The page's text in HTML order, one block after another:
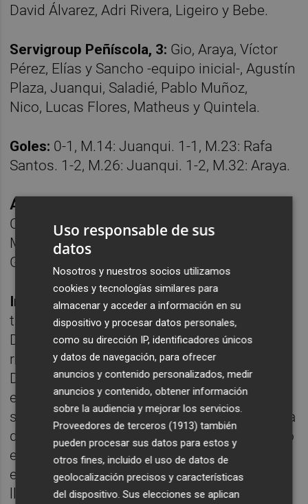
David Álvarez, Adri Rivera, Ligeiro y Bebe.
Servigroup Peñíscola, 3: Gio, Araya, Víctor
Pérez, Elías y Sancho -equipo inicial-, Agustín
Plaza, Juanqui, Saladié, Pablo Muñoz,
Nico, Lucas Flores, Matheus y Quintela.
Goles: 0-1, M.14: Juanqui. 1-1, M.23: Rafa
Santos. 1-2, M.26: Juanqui. 1-2, M.32: Araya.
Árbitros:
Carlos Bustos Caparrós, del comité andaluz.
Mostraron la tarjeta amarilla a los visitantes
Gio y Lucas Flores.
Incidencias:Partido correspondiente a la
trigésima jornada de la Liga en la Primera
División de fútbol sala, la última de la fase
regular, que se disputó en el Palacio de los
Deportes de Murcia ante apenas unos 500
espectadores. Antes del inicio del encuentro
se guardó un minuto de silencio en memoria
del alcalde de Murcia José Ballesta, fallecido
el domingo, cuya familia estuvo presente en
el Palacio, y los jugadores de ElPozo Murcia
llevaron crespones negros en señal de luto.
Uso responsable de sus
datos
Nosotros y nuestros socios utilizamos
cookies y tecnologías similares para
almacenar y acceder a información en su
dispositivo y procesar datos personales,
como su dirección IP, identificadores únicos
y datos de navegación, para ofrecer
anuncios y contenido personalizados, medir
anuncios y contenido, obtener información
sobre la audiencia y mejorar los servicios.
Proveedores de terceros (1913) también
pueden procesar sus datos para estos y
otros fines, incluido el uso de datos de
geolocalización precisos y características
del dispositivo. Sus elecciones se aplican